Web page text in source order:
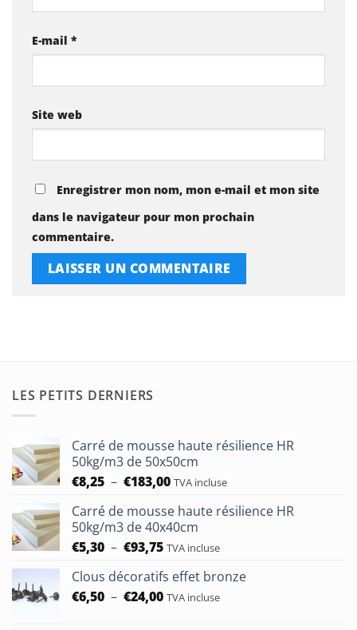
E-mail *
Site web
Enregistrer mon nom, mon e-mail et mon site
dans le navigateur pour mon prochain
commentaire.
LES PETITS DERNIERS
Carré de mousse haute résilience HR
50kg/m3 de 50x50cm
€8,25 – €183,00Plage
prix :
€8,25
à
TVA incluse
Carré de mousse haute résilience HR
50kg/m3 de 40x40cm
€5,30 – €93,75Plage
prix :
€5,30
TVA incluse
Clous décoratifs effet bronze
€6,50 – €24,00Plage
TVA incluse